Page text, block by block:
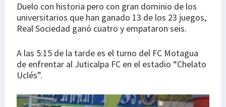
Duelo con historia pero con gran dominio de los
universitarios que han ganado 13 de los 23 juegos,
Real Sociedad ganó cuatro y empataron seis.
A las 5:15 de la tarde es el turno del FC Motagua
de enfrentar al Juticalpa FC en el estadio “Chelato
Uclés”.